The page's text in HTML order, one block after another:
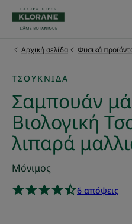
Αρχική σελίδα Φυσικά
ΤΣΟΥΚΝΊΔΑ
Σαμπουάν
Βιολογική
λιπαρά
Μόνιμος
6 απόψεις